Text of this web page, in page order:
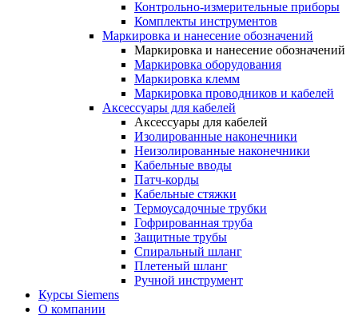
Контрольно-измерительные приборы
Комплекты инструментов
Маркировка и нанесение обозначений
Маркировка и нанесение обозначений
Маркировка оборудования
Маркировка клемм
Маркировка проводников и кабелей
Аксессуары для кабелей
Аксессуары для кабелей
Изолированные наконечники
Неизолированные наконечники
Кабельные вводы
Патч-корды
Кабельные стяжки
Термоусадочные трубки
Гофрированная труба
Защитные трубы
Спиральный шланг
Плетеный шланг
Ручной инструмент
Курсы Siemens
О компании